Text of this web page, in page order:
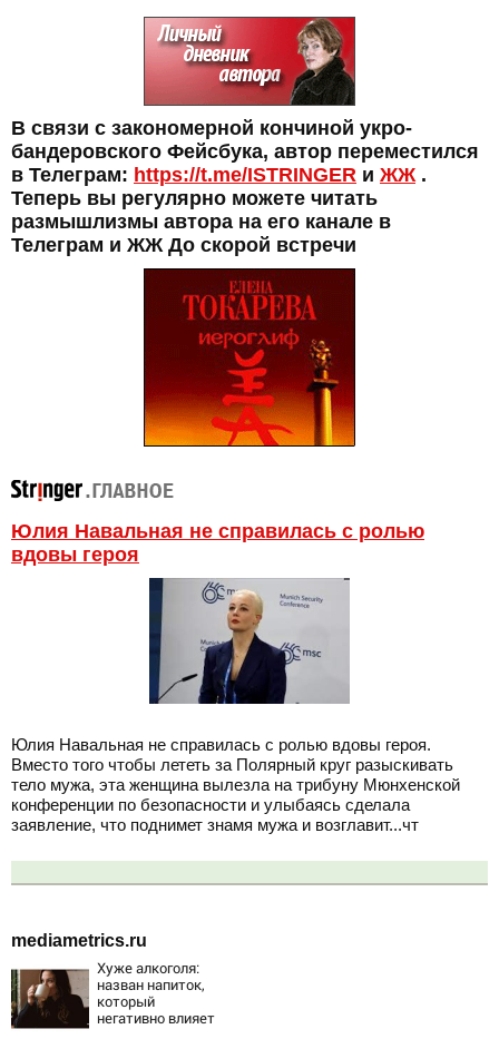
В связи с закономерной кончиной укро-
бандеровского Фейсбука, автор переместился
в Телеграм: https://t.me/ISTRINGER и ЖЖ .
Теперь вы регулярно можете читать
размышлизмы автора на его канале в
Телеграм и ЖЖ До скорой встречи
Юлия Навальная не справилась с ролью
вдовы героя
Юлия Навальная не справилась с ролью вдовы героя.
Вместо того чтобы лететь за Полярный круг разыскивать
тело мужа, эта женщина вылезла на трибуну Мюнхенской
конференции по безопасности и улыбаясь сделала
заявление, что поднимет знамя мужа и возглавит...чт
mediametrics.ru
Хуже алкоголя:
назван напиток,
который
негативно влияет